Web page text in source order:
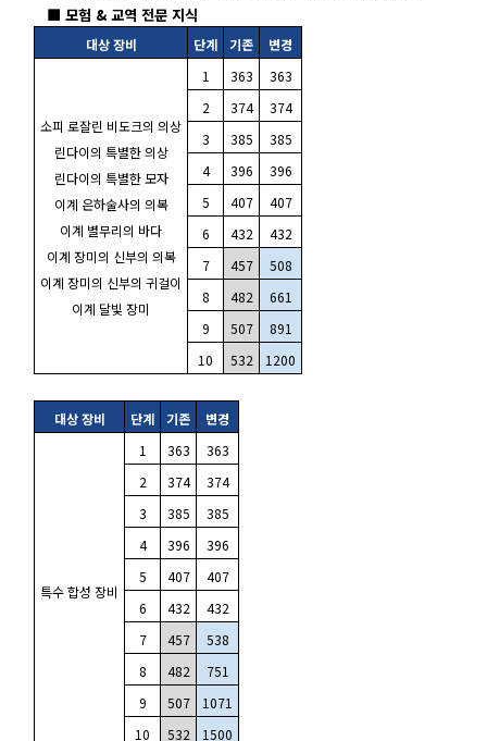
■ 모험 & 교역 전문 지식
대상 장비 단계 기존 변경
소피 로잘린 비도크의 의상
린다이의 특별한 의상
린다이의 특별한 모자
이계 은하술사의 의복
이계 별무리의 바다
이계 장미의 신부의 의복
이계 장미의 신부의 귀걸이
이계 달빛 장미
1 363
363
2
374
374
3
385
385
4
396
396
5
407
407
6
432
432
7
457
508
8
482
661
9
507
891
10
532 1200
대상 장비 단계 기존 변경
특수 합성 장비
1 363
363
2
374
374
3
385
385
4
396
396
5
407
407
6
432
432
7
457
538
8
482
751
9
507
1071
10
532 1500